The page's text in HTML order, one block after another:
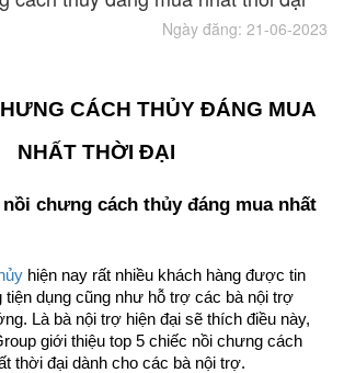
Ngày đăng: 21-06-2023
CÁCH THỦY ĐÁNG MUA
NHẤT THỜI ĐẠI
chưng cách thủy đáng mua nhất
hiện nay rất nhiều khách hàng được tin
tiện dụng cũng như hỗ trợ các bà nội trợ
Là bà nội trợ hiện đại sẽ thích điều này,
giới thiệu top 5 chiếc nồi chưng cách
thời đại dành cho các bà nội trợ.